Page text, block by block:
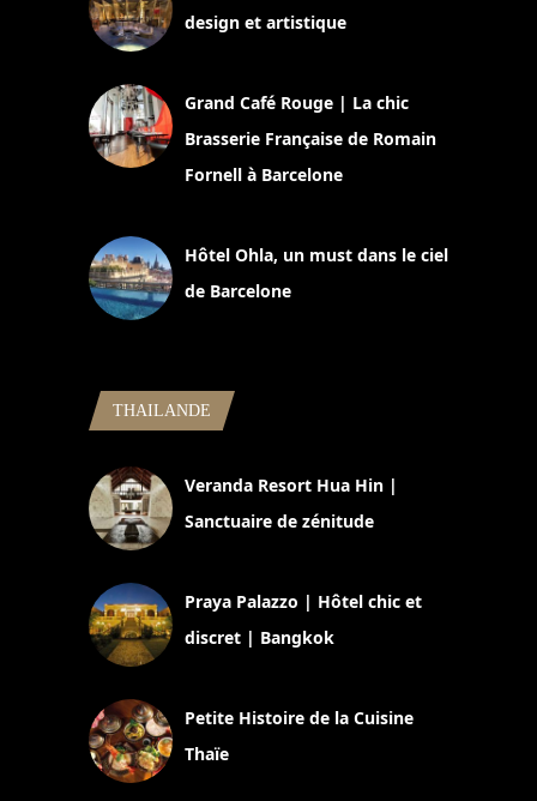
design et artistique
Grand Café Rouge | La chic
Brasserie Française de Romain
Fornell à Barcelone
Hôtel Ohla, un must dans le ciel
de Barcelone
THAILANDE
Veranda Resort Hua Hin |
Sanctuaire de zénitude
Praya Palazzo | Hôtel chic et
discret | Bangkok
Petite Histoire de la Cuisine
Thaïe